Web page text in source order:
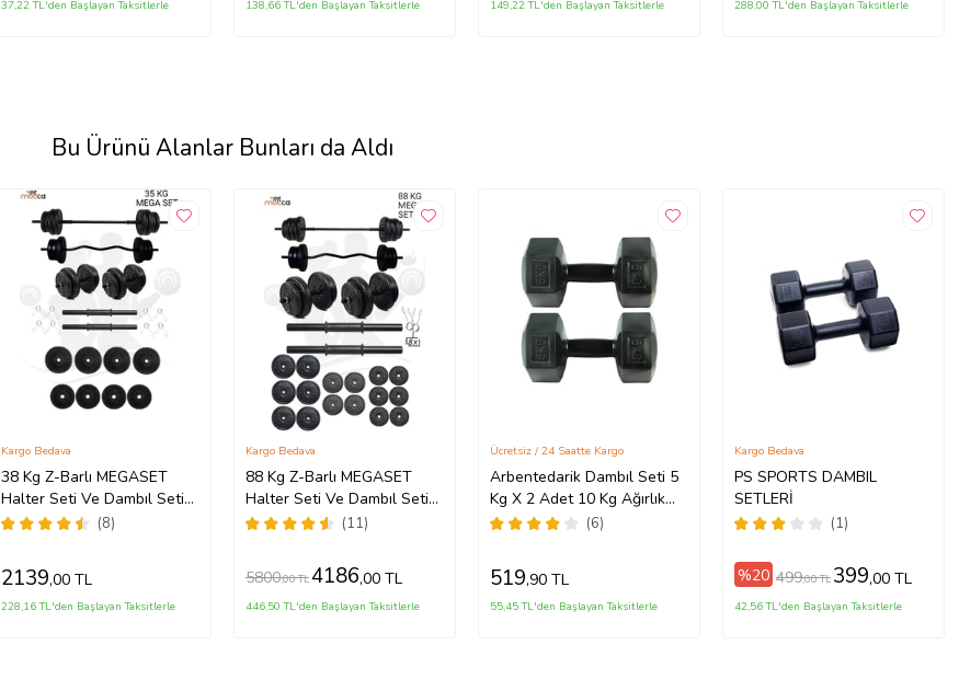
37,22 TL'den Başlayan Taksitlerle 138,66 TL'den Başlayan Taksitlerle 149,22 TL'den Başlayan Taksitlerle 288,00 TL'den Başlayan Taksitlerle
Bu Ürünü Alanlar Bunları da Aldı
38 Kg Z-Barlı MEGASET
Halter Seti Ve Dambıl Seti
Ağırlık Fitness Seti
(8)
Kargo Bedava
2139,00 TL
228,16 TL'den Başlayan Taksitlerle
88 Kg Z-Barlı MEGASET
Halter Seti Ve Dambıl Seti
,Ağırlık Seti, Fitnes
(11)
Kargo Bedava
5800,00 TL4186,00 TL
446,50 TL'den Başlayan Taksitlerle
Arbentedarik Dambıl Seti 5
Kg X 2 Adet 10 Kg Ağırlık
Seti Dumbell Set
(6)
Ücretsiz / 24 Saatte Kargo
519,90 TL
55,45 TL'den Başlayan Taksitlerle
PS SPORTS DAMBIL
SETLERİ
(1)
Kargo Bedava
%20 499,00 TL 399,00 TL
42,56 TL'den Başlayan Taksitlerle